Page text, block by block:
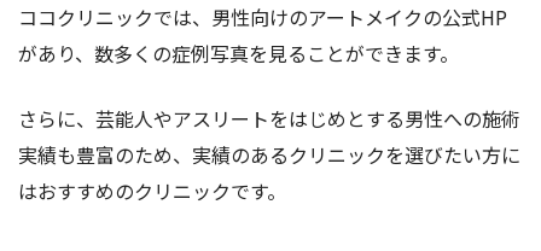
ココクリニックでは、男性向けのアートメイクの公式HP
があり、数多くの症例写真を見ることができます。
さらに、芸能人やアスリートをはじめとする男性への施術
実績も豊富のため、実績のあるクリニックを選びたい方に
はおすすめのクリニックです。